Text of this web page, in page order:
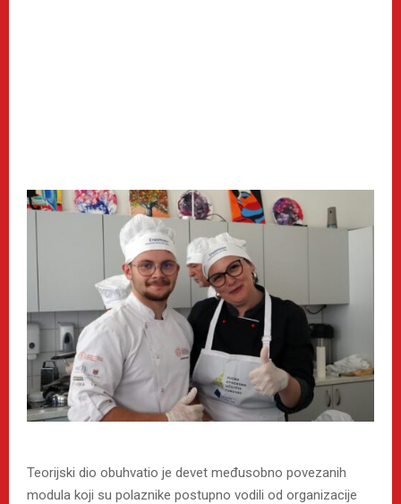
Teorijski dio obuhvatio je devet međusobno povezanih
modula koji su polaznike postupno vodili od organizacije